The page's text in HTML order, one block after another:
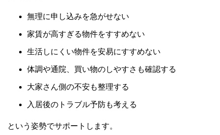
無理に申し込みを急がせない
家賃が高すぎる物件をすすめない
生活しにくい物件を安易にすすめない
体調や通院、買い物のしやすさも確認する
大家さん側の不安も整理する
入居後のトラブル予防も考える
という姿勢でサポートします。